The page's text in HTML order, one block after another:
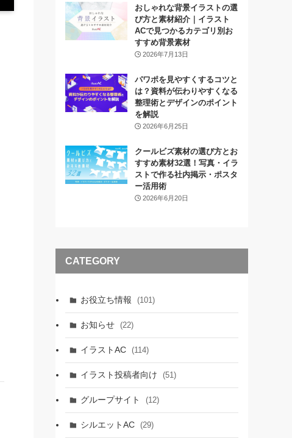
おしゃれな背景イラストの選
び方と素材紹介｜イラスト
ACで見つかるカテゴリ別お
すすめ背景素材
2026年7月13日
パワポを見やすくするコツと
は？資料が伝わりやすくなる
整理術とデザインのポイント
を解説
2026年6月25日
クールビズ素材の選び方とお
すすめ素材32選！写真・イラ
ストで作る社内掲示・ポスタ
ー活用術
2026年6月20日
CATEGORY
お役立ち情報 (101)
お知らせ (22)
イラストAC (114)
イラスト投稿者向け (51)
グループサイト (12)
シルエットAC (29)